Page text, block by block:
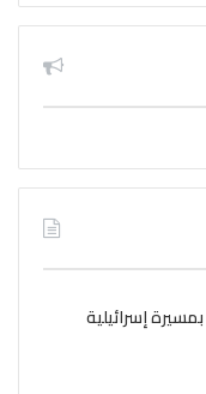
إسرائيلية